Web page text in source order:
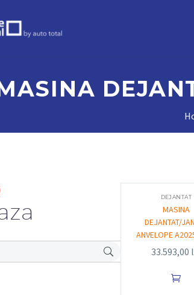
DEJANTAT
MASINA
DEJANTAT/
ANVELOPE
33.593,00
